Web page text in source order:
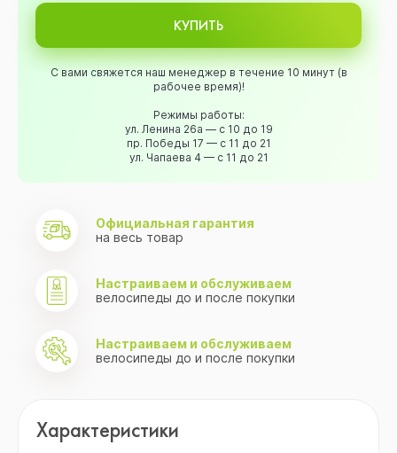
КУПИТЬ
С вами свяжется наш менеджер в течение 10 минут (в
рабочее время)!
Режимы работы:
ул. Ленина 26а — с 10 до 19
пр. Победы 17 — с 11 до 21
ул. Чапаева 4 — с 11 до 21
Официальная гарантия
на весь товар
Настраиваем и обслуживаем
велосипеды до и после покупки
Настраиваем и обслуживаем
велосипеды до и после покупки
Характеристики